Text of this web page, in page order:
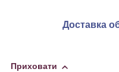
Доставка
Приховати